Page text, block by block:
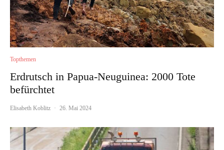
Topthemen
Erdrutsch in Papua-Neuguinea: 2000 Tote
befürchtet
Elisabeth Koblitz · 26. Mai 2024